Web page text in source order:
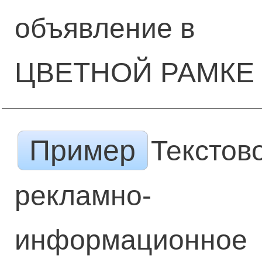
объявление в
ЦВЕТНОЙ РАМКЕ
Пример
рекламно-
информационное